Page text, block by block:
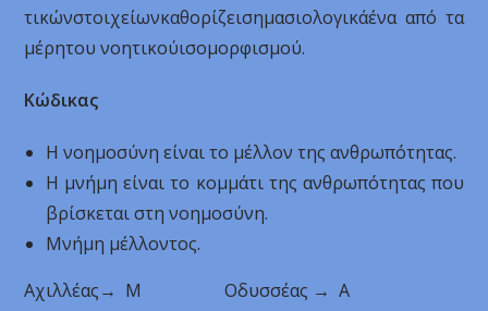
τικώνστοιχείωνκαθορίζεισημασιολογικάένα από τα
μέρητου νοητικούισομορφισμού.
Κώδικας
Η νοημοσύνη είναι το μέλλον της ανθρωπότητας.
Η μνήμη είναι το κομμάτι της ανθρωπότητας που
βρίσκεται στη νοημοσύνη.
Μνήμη μέλλοντος.
Αχιλλέας→ Μ Οδυσσέας → Α